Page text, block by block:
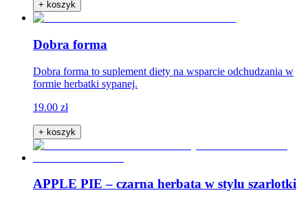
+ koszyk
Dobra forma
Dobra forma to suplement diety na wsparcie odchudzania w
formie herbatki sypanej.
19.00 zł
+ koszyk
APPLE PIE – czarna herbata w stylu szarlotki